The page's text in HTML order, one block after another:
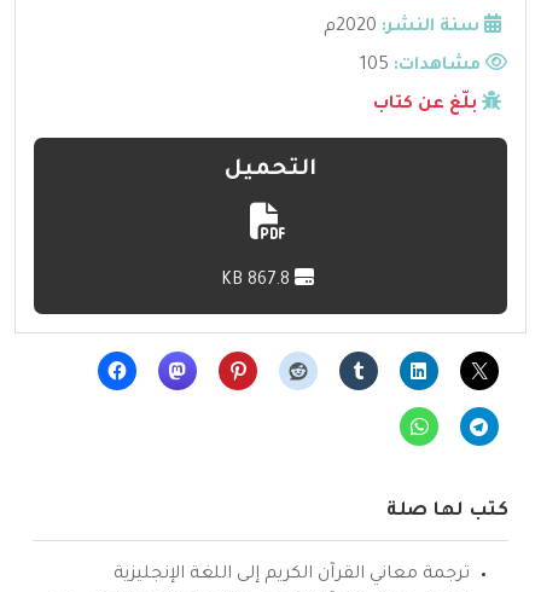
سنة النشر: 2020م
مشاهدات:
بلّغ عن كتاب
التحميل
كتب لها صلة
ترجمة معاني القرآن الكريم إلى اللغة الإنجليزية